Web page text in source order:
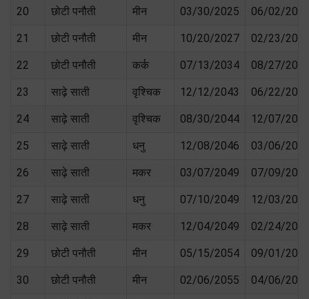
20 छोटी पनौती मीन 03/30/2025 06/02/
21 छोटी पनौती मीन 10/20/2027 02/23/
22 छोटी पनौती कर्क 07/13/2034 08/27/
23 साढ़े साती वृश्चिक 12/12/2043 06/22/
24 साढ़े साती वृश्चिक 08/30/2044 12/07/
25 साढ़े साती धनु 12/08/2046 03/06/
26 साढ़े साती मकर 03/07/2049 07/09/
27 साढ़े साती धनु 07/10/2049 12/03/
28 साढ़े साती मकर 12/04/2049 02/24/
29 छोटी पनौती मीन 05/15/2054 09/01/
30 छोटी पनौती मीन 02/06/2055 04/06/